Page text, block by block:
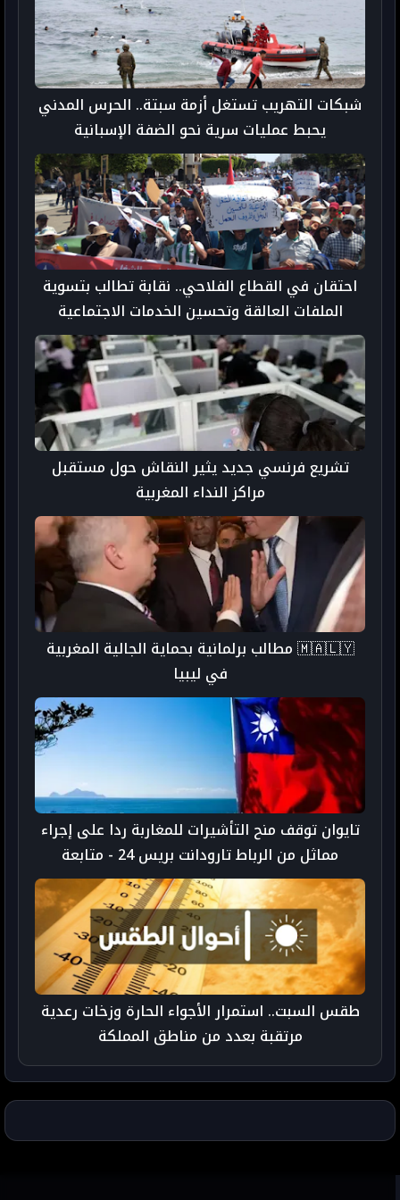
شبكات التهريب تستغل أزمة سبتة.. الحرس المدني
يحبط عمليات سرية نحو الضفة الإسبانية
احتقان في القطاع الفلاحي.. نقابة تطالب بتسوية
الملفات العالقة وتحسين الخدمات الاجتماعية
تشريع فرنسي جديد يثير النقاش حول مستقبل
مراكز النداء المغربية
🇲🇦🇱🇾 مطالب برلمانية بحماية الجالية المغربية
في ليبيا
تايوان توقف منح التأشيرات للمغاربة ردا على إجراء
مماثل من الرباط تارودانت بريس 24 - متابعة
طقس السبت.. استمرار الأجواء الحارة وزخات رعدية
مرتقبة بعدد من مناطق المملكة